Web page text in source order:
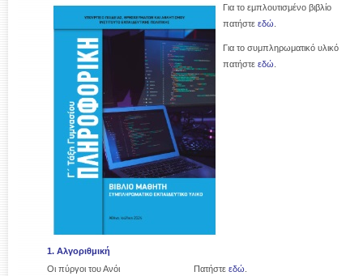
Για το εμπλουτισμένο βιβλίο
πατήστε εδώ
Για το συμπληρωματικό υλικό
πατήστε εδώ
1. Αλγοριθμική
Οι πύργοι του Ανόι
Πατήστε εδώ